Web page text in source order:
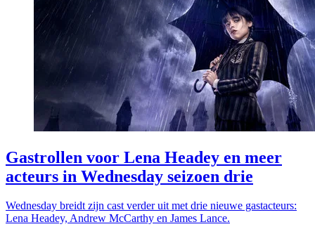
Gastrollen voor Lena Headey en meer
acteurs in Wednesday seizoen drie
Wednesday breidt zijn cast verder uit met drie nieuwe gastacteurs:
Lena Headey, Andrew McCarthy en James Lance.